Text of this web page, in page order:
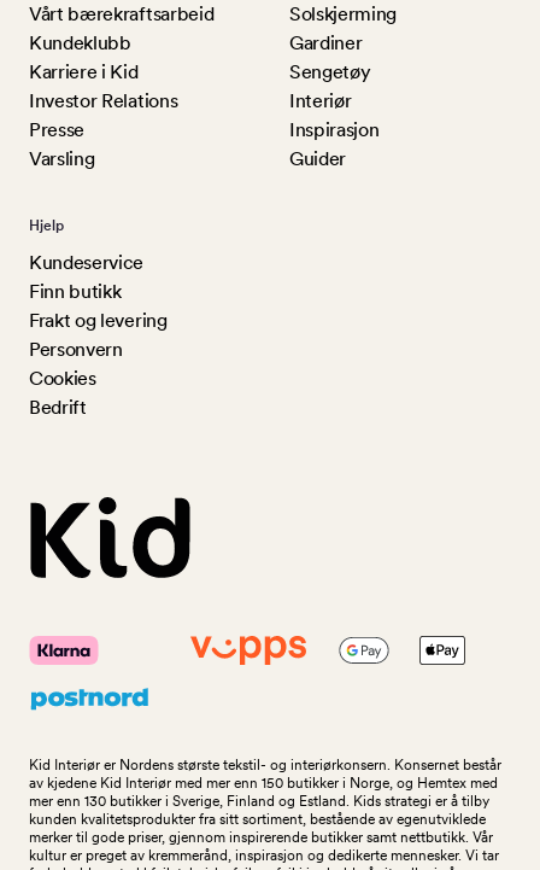
Vårt bærekraftsarbeid
Kundeklubb
Karriere i Kid
Investor Relations
Presse
Varsling
Solskjerming
Gardiner
Sengetøy
Interiør
Inspirasjon
Guider
Hjelp
Kundeservice
Finn butikk
Frakt og levering
Personvern
Cookies
Bedrift
Kid Interiør er Nordens største tekstil- og interiørkonsern. Konsernet består
av kjedene Kid Interiør med mer enn 150 butikker i Norge, og Hemtex med
mer enn 130 butikker i Sverige, Finland og Estland. Kids strategi er å tilby
kunden kvalitetsprodukter fra sitt sortiment, bestående av egenutviklede
merker til gode priser, gjennom inspirerende butikker samt nettbutikk. Vår
kultur er preget av kremmerånd, inspirasjon og dedikerte mennesker. Vi tar